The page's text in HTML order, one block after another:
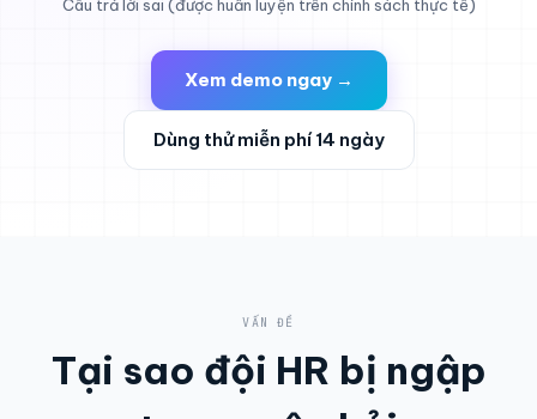
Câu trả lời sai (được huấn luyện trên chính sách thực tế)
Xem demo ngay →
Dùng thử miễn phí 14 ngày
VẤN ĐỀ
Tại sao đội HR bị ngập